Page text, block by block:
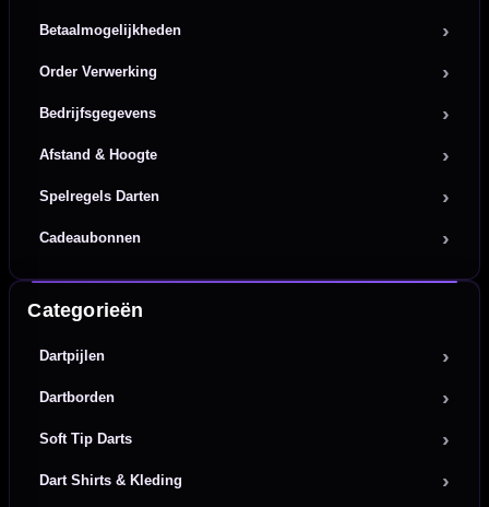
Betaalmogelijkheden
Order Verwerking
Bedrijfsgegevens
Afstand & Hoogte
Spelregels Darten
Cadeaubonnen
Categorieën
Dartpijlen
Dartborden
Soft Tip Darts
Dart Shirts & Kleding